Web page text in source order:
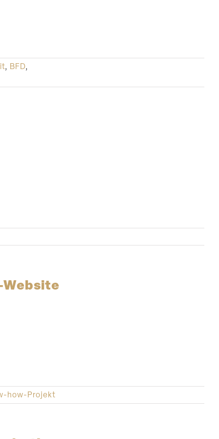
, BFD,
how-Projekt